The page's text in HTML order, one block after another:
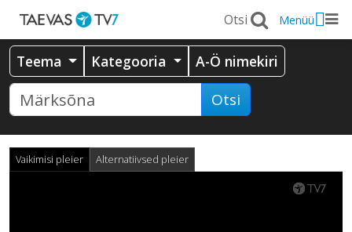
Menüü
Teema Kategooria A-Ö nimekiri
Otsi
Vaikimisi pleier Alternatiivsed pleier